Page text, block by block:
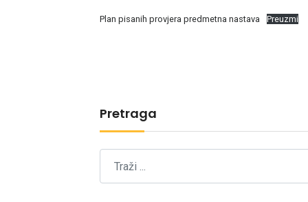
Plan pisanih provjera predmetna nastava Preuzmi
Pretraga